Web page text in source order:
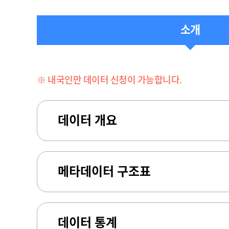
소개
※ 내국인만 데이터 신청이 가능합니다.
데이터 개요
메타데이터 구조표
데이터 통계